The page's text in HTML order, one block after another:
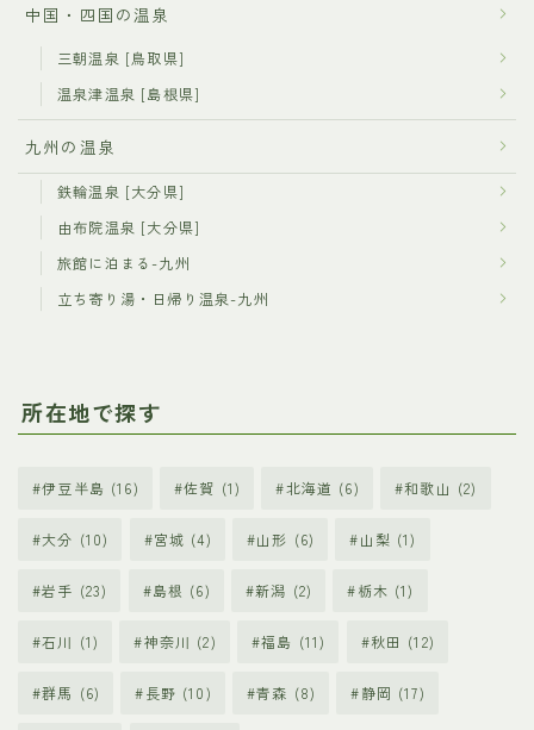
中国・四国の温泉
三朝温泉 [鳥取県]
温泉津温泉 [島根県]
九州の温泉
鉄輪温泉 [大分県]
由布院温泉 [大分県]
旅館に泊まる-九州
立ち寄り湯・日帰り温泉-九州
所在地で探す
伊豆半島 (16) 佐賀 (1) 北海道 (6) 和歌山 (2)
大分 (10) 宮城 (4) 山形 (6) 山梨 (1)
岩手 (23) 島根 (6) 新潟 (2) 栃木 (1)
石川 (1) 神奈川 (2) 福島 (11) 秋田 (12)
群馬 (6) 長野 (10) 青森 (8) 静岡 (17)